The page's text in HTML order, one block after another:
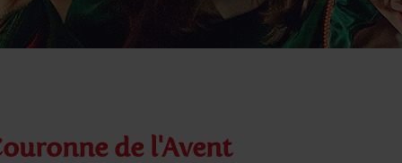
de l'Avent